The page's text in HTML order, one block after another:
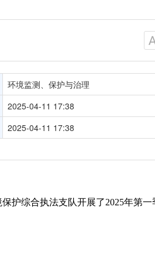
环境监测、保护与治理
2025-04-11 17:38
2025-04-11 17:38
护综合执法支队开展了2025年第一